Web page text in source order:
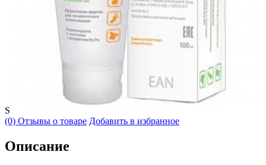
S
(0) Отзывы о товаре Добавить в избранное
Описание